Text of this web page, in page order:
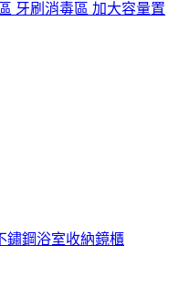
牙刷消毒區 加大容量置
鏽鋼浴室收納鏡櫃